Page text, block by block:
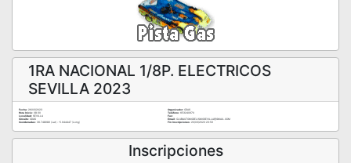
1RA NACIONAL 1/8P. ELECTRICOS
SEVILLA 2023
Fecha:26/03/2023 Organizador:
CDAS
Hora Inicio:
Teléfono:
653240970
Localidad:SEVILLA
Fax:
Circuito:
CDAS Email:
CLUBAUTOMODELISMOSEVILLA@GMAIL.COM
Coordenadas:
36.748989 (Lat) - -5.944447 (Long) Fin Inscripciones:20/03/2023 23:59
Inscripciones